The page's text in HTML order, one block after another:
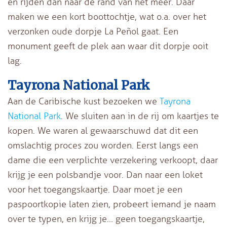
maken we een kort boottochtje, wat o.a. over het
verzonken oude dorpje La Peñol gaat. Een
monument geeft de plek aan waar dit dorpje ooit
lag.
Tayrona National Park
Aan de Caribische kust bezoeken we Tayrona
National Park. We sluiten aan in de rij om kaartjes te
kopen. We waren al gewaarschuwd dat dit een
omslachtig proces zou worden. Eerst langs een
dame die een verplichte verzekering verkoopt, daar
krijg je een polsbandje voor. Dan naar een loket
voor het toegangskaartje. Daar moet je een
paspoortkopie laten zien, probeert iemand je naam
over te typen, en krijg je… geen toegangskaartje,